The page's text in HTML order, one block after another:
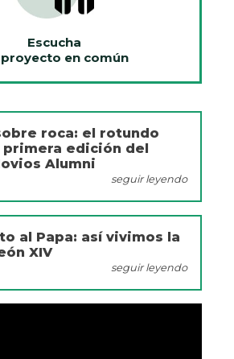
Escucha
proyecto en común
roca: el rotundo
edición del
Alumni
seguir leyendo
al Papa: así vivimos la
XIV
seguir leyendo